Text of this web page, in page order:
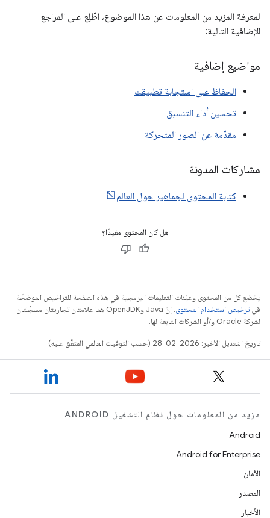
لمعرفة المزيد من المعلومات عن هذا الموضوع، اطّلِع على المراجع
الإضافية التالية:
مواضيع إضافية
الحفاظ على استجابة تطبيقك
تحسين أداء التنسيق
مقدّمة عن الصور المتحركة
مشاركات المدونة
كتابة المحتوى لجماهير حول العالم
هل كان المحتوى مفيدًا؟
يخضع كل من المحتوى وعيّنات التعليمات البرمجية في هذه الصفحة للتراخيص الموضحّة
فيترخيص استخدام المحتوى
. إنّ Java وOpenJDK هما علامتان تجاريتان مسجَّلتان
لشركة Oracle و/أو الشركات التابعة لها.
تاريخ التعديل الأخير: 2026-02-28 (حسب التوقيت العالمي المتفَّق عليه)
مزيد من المعلومات حول نظام التشغيل ANDROID
Android
Android for Enterprise
الأمان
المصدر
الأخبار